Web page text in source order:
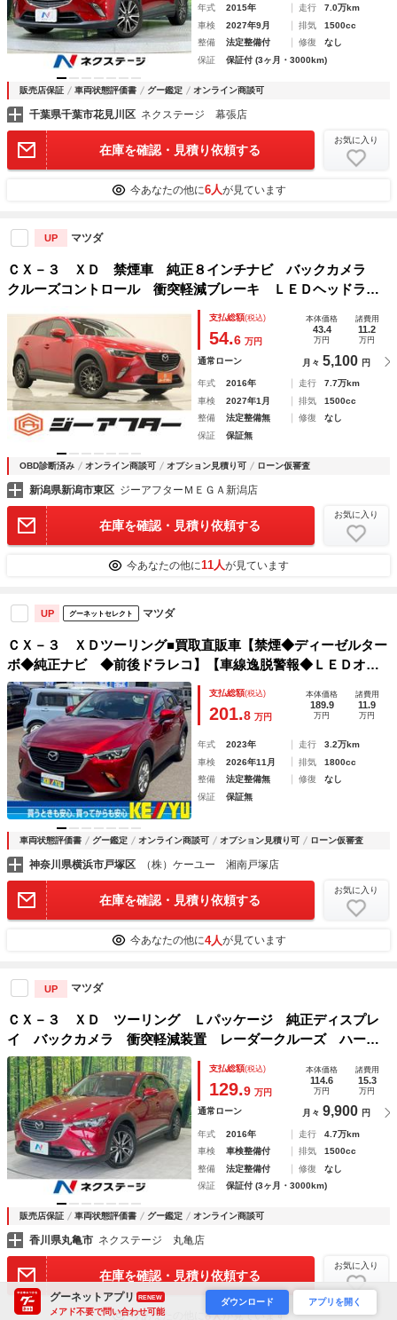
年式 2015年 走行
7.0万km
車検
2027年9月 排気
1500cc
整備
法定整備付 修復
なし
保証
保証付 (3ヶ月・3000km)
販売店保証 車両状態評価書 グー鑑定 オンライン商談可
千葉県千葉市花見川区 ネクステージ 幕張店
在庫を確認・見積り依頼する
お気に入り
今あなたの他に6人が見ています
UP マツダ
ＣＸ－３ ＸＤ 禁煙車 純正８インチナビ バックカメラ
クルーズコントロール 衝突軽減ブレーキ ＬＥＤヘッドライ
ト ＥＴＣ クリアランスソナー アイドリングストップ Ｂ
ＬＵＥＴＯＯＴＨ接続 プッシュスタート
支払総額(税込)
54.6 万円
本体価格
43.4
万円
諸費用
11.2
万円
通常ローン 月々 5,100 円
年式 2016年 走行
7.7万km
車検
2027年1月 排気
1500cc
整備
法定整備無 修復
なし
保証
保証無
OBD診断済み オンライン商談可 オプション見積り可 ローン仮審査
新潟県新潟市東区 ジーアフターＭＥＧＡ新潟店
在庫を確認・見積り依頼する
お気に入り
今あなたの他に11人が見ています
UP グーネットセレクト マツダ
ＣＸ－３ ＸＤツーリング■買取直販車【禁煙◆ディーゼルター
ボ◆純正ナビ ◆前後ドラレコ】【車線逸脱警報◆ＬＥＤオー
トライト◆ステリモ◆ソナー◆Ｂカメラ】【Ａｐｐｌｅ Ｃａ
ｒ Ｐｌａｙ◆ＥＴＣ◆ＣＤ／ＤＶＤ／ＢＴ／ＵＳＢ／ＴＶ】
【純正１６ＡＷ◆ブレーキホールド◆保証書】
支払総額(税込)
201.8 万円
本体価格
189.9
万円
諸費用
11.9
万円
年式 2023年 走行
3.2万km
車検
2026年11月 排気
1800cc
整備
法定整備無 修復
なし
保証
保証無
車両状態評価書 グー鑑定 オンライン商談可 オプション見積り可 ローン仮審査
神奈川県横浜市戸塚区 （株）ケーユー 湘南戸塚店
在庫を確認・見積り依頼する
お気に入り
今あなたの他に4人が見ています
UP マツダ
ＣＸ－３ ＸＤ ツーリング Ｌパッケージ 純正ディスプレ
イ バックカメラ 衝突軽減装置 レーダークルーズ ハーフ
レザーシート シートヒーター ブラインドスポットモニタ
ー ドラレコ スマートキー ＬＥＤヘッド ＥＴＣ 純正１
８インチアルミ
支払総額(税込)
129.9 万円
本体価格
114.6
万円
諸費用
15.3
万円
通常ローン 月々 9,900 円
年式 2016年 走行
4.7万km
車検
車検整備付 排気
1500cc
整備
法定整備付 修復
なし
保証
保証付 (3ヶ月・3000km)
販売店保証 車両状態評価書 グー鑑定 オンライン商談可
香川県丸亀市 ネクステージ 丸亀店
在庫を確認・見積り依頼する
お気に入り
今あなたの他に 8人が見ています
グーネットアプリ RENEW
メアド不要で問い合わせ可能
ダウンロード アプリを開く